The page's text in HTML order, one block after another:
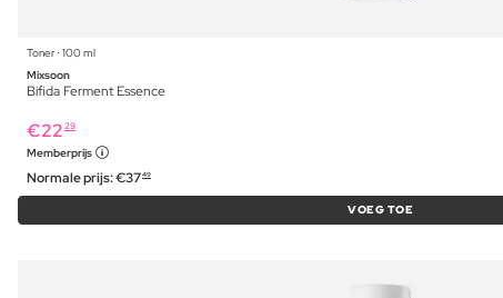
Toner ⋅ 100 ml
Mixsoon
Bifida Ferment Essence
€22 29
Memberprijs
Normale prijs:€3749
VOEG TOE